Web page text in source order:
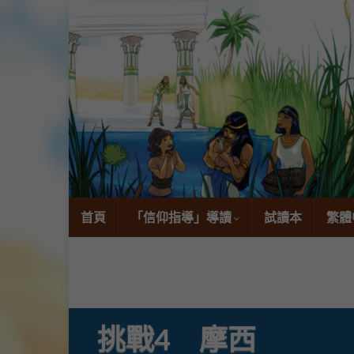
首頁 「信仰指導」導讀 試讀本 繁
挑戰4 摩西